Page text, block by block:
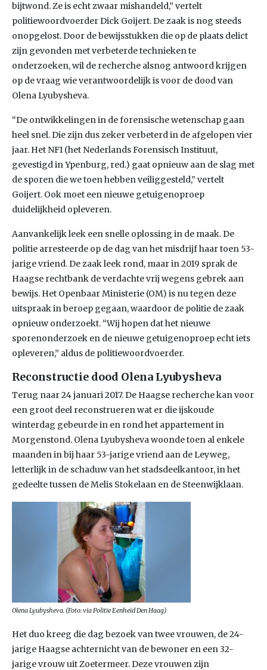
bijtwond. Ze is echt zwaar mishandeld,” vertelt
politiewoordvoerder Dick Goijert. De zaak is nog steeds
onopgelost. Door de bewijsstukken die op de plaats delict
zijn gevonden met verbeterde technieken te
onderzoeken, wil de recherche alsnog antwoord krijgen
op de vraag wie verantwoordelijk is voor de dood van
Olena Lyubysheva.
“De ontwikkelingen in de forensische wetenschap gaan
heel snel. Die zijn dus zeker verbeterd in de afgelopen vier
jaar. Het NFI (het Nederlands Forensisch Instituut,
gevestigd in Ypenburg, red.) gaat opnieuw aan de slag met
de sporen die we toen hebben veiliggesteld,” vertelt
Goijert. Ook moet een nieuwe getuigenoproep
duidelijkheid opleveren.
Aanvankelijk leek een snelle oplossing in de maak. De
politie arresteerde op de dag van het misdrijf haar toen 53-
jarige vriend. De zaak leek rond, maar in 2019 sprak de
Haagse rechtbank de verdachte vrij wegens gebrek aan
bewijs. Het Openbaar Ministerie (OM) is nu tegen deze
uitspraak in beroep gegaan, waardoor de politie de zaak
opnieuw onderzoekt. “Wij hopen dat het nieuwe
sporenonderzoek en de nieuwe getuigenoproep echt iets
opleveren,” aldus de politiewoordvoerder.
Reconstructie dood Olena Lyubysheva
Terug naar 24 januari 2017. De Haagse recherche kan voor
een groot deel reconstrueren wat er die ijskoude
winterdag gebeurde in en rond het appartement in
Morgenstond. Olena Lyubysheva woonde toen al enkele
maanden in bij haar 53-jarige vriend aan de Leyweg,
letterlijk in de schaduw van het stadsdeelkantoor, in het
gedeelte tussen de Melis Stokelaan en de Steenwijklaan.
Olena Lyubysheva. (Foto: via Politie Eenheid Den Haag)
Het duo kreeg die dag bezoek van twee vrouwen, de 24-
jarige Haagse achternicht van de bewoner en een 32-
jarige vrouw uit Zoetermeer. Deze vrouwen zijn